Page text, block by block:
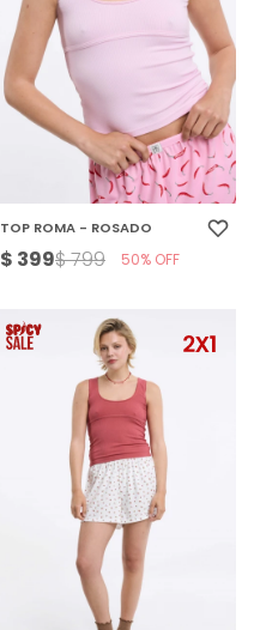
TOP ROMA - ROSADO
$ 399$799 50